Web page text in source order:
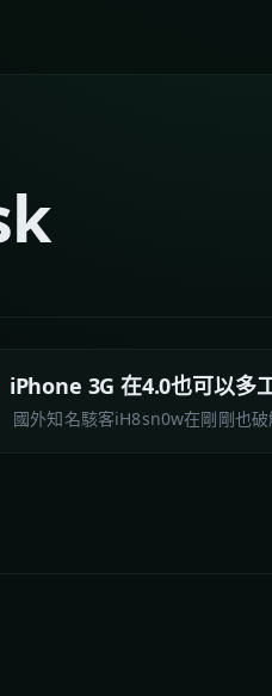
iPhone 3G 在4.0也可以多
國外知名駭客iH8sn0w在剛剛也